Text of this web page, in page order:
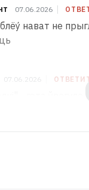
07.06.2026
нават не
07.06.2026
- гэта